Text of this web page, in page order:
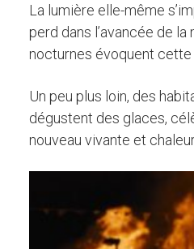
La lumière elle-même
perd dans l’avancée de
nocturnes évoquent cette
Un peu plus loin, des
dégustent des glaces,
nouveau vivante et